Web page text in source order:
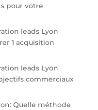
pour votre
leads Lyon
1 acquisition
leads Lyon
commerciaux
Quelle méthode